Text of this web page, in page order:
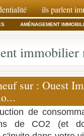
ils parlent
AMÉNAGEMENT
immobilier
sur : Ouest
de
de CO2 (et